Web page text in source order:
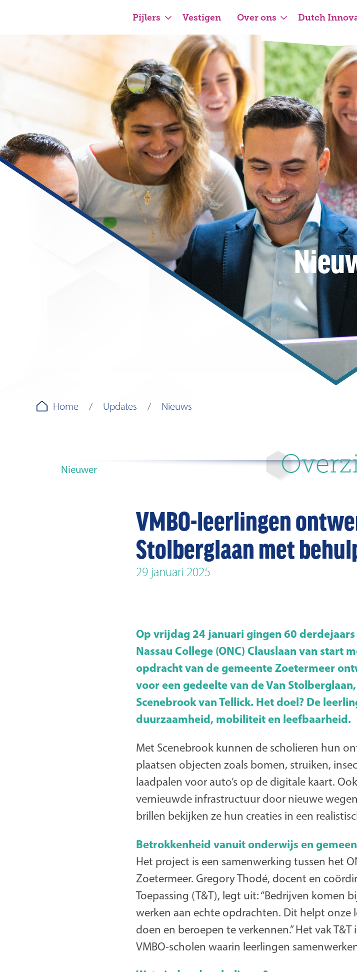
Pijlers Vestigen Over ons Dutch
Home Updates Nieuws
Nieuwer
VMBO-leerlingen
Stolberglaan met
29 januari 2025
Op vrijdag 24 januari gingen 60
Nassau College (ONC) Clauslaan van
opdracht van de gemeente Zoetermeer
voor een gedeelte van de Van
Scenebrook van Tellick. Het doel? De
duurzaamheid, mobiliteit en leefbaarheid.
Met Scenebrook kunnen de scholieren hun
plaatsen objecten zoals bomen, struiken,
laadpalen voor auto’s op de digitale kaart.
vernieuwde infrastructuur door nieuwe
brillen bekijken ze hun creaties in een
Betrokkenheid vanuit onderwijs en
Het project is een samenwerking tussen het
Zoetermeer. Gregory Thodé, docent en
Toepassing (T&T), legt uit: “Bedrijven komen
werken aan echte opdrachten. Dit helpt
doen en beroepen te verkennen.” Het vak
VMBO-scholen waarin leerlingen